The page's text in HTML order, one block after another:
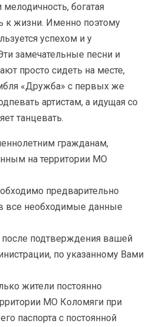
богатая
к жизни. Именно поэтому
успехом и у
замечательные песни и
просто сидеть на месте,
«Дружба» с первых же
артистам, а идущая со
танцевать.
гражданам,
на территории МО
предварительно
все необходимые данные
подтверждения вашей
по указанному Вами
жители постоянно
МО Коломяги при
паспорта с постоянной